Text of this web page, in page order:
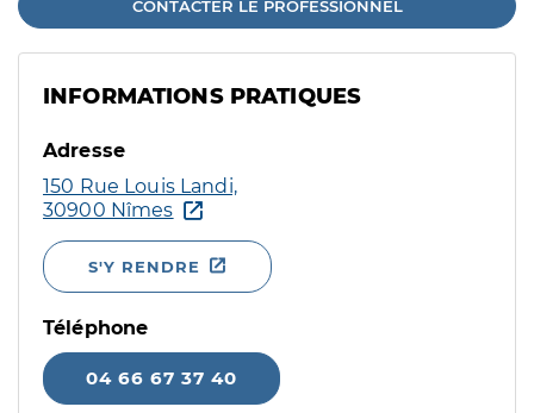
CONTACTER LE PROFESSIONNEL
INFORMATIONS PRATIQUES
Adresse
150 Rue Louis Landi,
30900 Nîmes
S'Y RENDRE
Téléphone
04 66 67 37 40